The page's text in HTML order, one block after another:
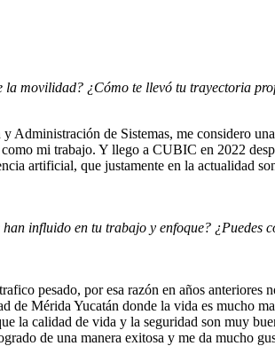
movilidad? ¿Cómo te llevó tu trayectoria
de Sistemas, me considero
mi trabajo. Y llego a CUBIC en 2022
artificial, que justamente en la actualidad
influido en tu trabajo y enfoque?
pesado, por esa razón en años anteriores
de Mérida Yucatán donde la vida es mucho
la calidad de vida y la seguridad son muy
de una manera exitosa y me da mucho